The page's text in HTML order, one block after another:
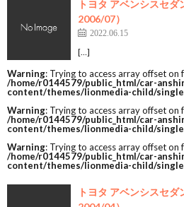
トヨタ アベンシスセ
2006/07）
2022.06.15
[…]
Warning: Trying to access array offset on
/home/r0144579/public_html/car-
content/themes/lionmedia-child/
Warning: Trying to access array offset on
/home/r0144579/public_html/car-
content/themes/lionmedia-child/
Warning: Trying to access array offset on
/home/r0144579/public_html/car-
content/themes/lionmedia-child/
トヨタ アベンシスセ